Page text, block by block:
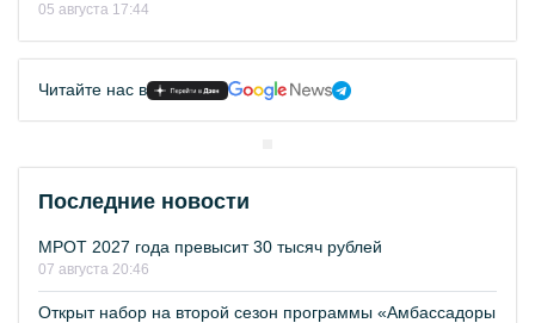
05 августа 17:44
Читайте нас в
Последние новости
МРОТ 2027 года превысит 30 тысяч рублей
07 августа 20:46
Открыт набор на второй сезон программы «Амбассадоры